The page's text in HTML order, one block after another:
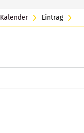
Kalender Eintrag